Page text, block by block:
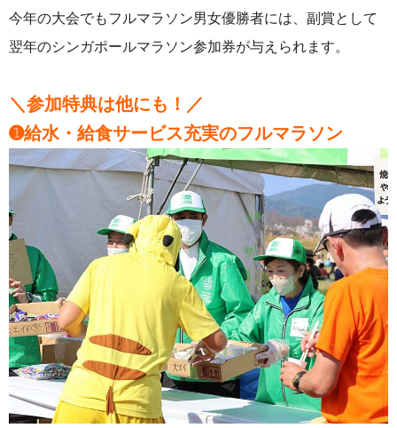
今年の大会でもフルマラソン男女優勝者には、副賞として
翌年のシンガポールマラソン参加券が与えられます。
＼参加特典は他にも！／
➊給水・給食サービス充実のフルマラソン